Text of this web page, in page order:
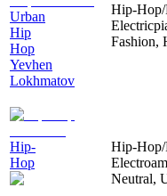
Urban
Hip
Hop
Yevhen
Lokhmatov
Hip-Hop/
Fashion,
Hip-
Hop
Hip-Hop/
Neutral,